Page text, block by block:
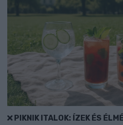
PIKNIK ITALOK: ÍZEK ÉS